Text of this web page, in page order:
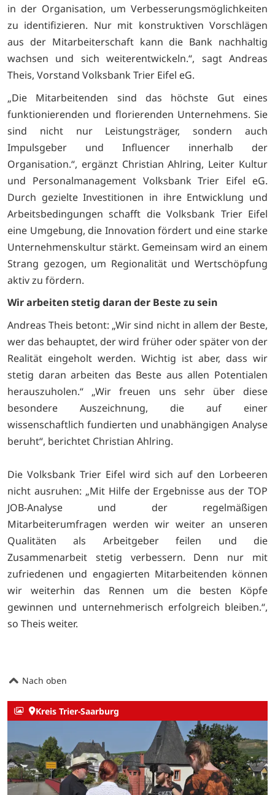
in der Organisation, um Verbesserungsmöglichkeiten
zu identifizieren. Nur mit konstruktiven Vorschlägen
aus der Mitarbeiterschaft kann die Bank nachhaltig
wachsen und sich weiterentwickeln.“, sagt Andreas
Theis, Vorstand Volksbank Trier Eifel eG.
„Die Mitarbeitenden sind das höchste Gut eines
funktionierenden und florierenden Unternehmens. Sie
sind nicht nur Leistungsträger, sondern auch
Impulsgeber und Influencer innerhalb der
Organisation.“, ergänzt Christian Ahlring, Leiter Kultur
und Personalmanagement Volksbank Trier Eifel eG.
Durch gezielte Investitionen in ihre Entwicklung und
Arbeitsbedingungen schafft die Volksbank Trier Eifel
eine Umgebung, die Innovation fördert und eine starke
Unternehmenskultur stärkt. Gemeinsam wird an einem
Strang gezogen, um Regionalität und Wertschöpfung
aktiv zu fördern.
Wir arbeiten stetig daran der Beste zu sein
Andreas Theis betont: „Wir sind nicht in allem der Beste,
wer das behauptet, der wird früher oder später von der
Realität eingeholt werden. Wichtig ist aber, dass wir
stetig daran arbeiten das Beste aus allen Potentialen
herauszuholen.“ „Wir freuen uns sehr über diese
besondere Auszeichnung, die auf einer
wissenschaftlich fundierten und unabhängigen Analyse
beruht“, berichtet Christian Ahlring.
Die Volksbank Trier Eifel wird sich auf den Lorbeeren
nicht ausruhen: „Mit Hilfe der Ergebnisse aus der TOP
JOB-Analyse und der regelmäßigen
Mitarbeiterumfragen werden wir weiter an unseren
Qualitäten als Arbeitgeber feilen und die
Zusammenarbeit stetig verbessern. Denn nur mit
zufriedenen und engagierten Mitarbeitenden können
wir weiterhin das Rennen um die besten Köpfe
gewinnen und unternehmerisch erfolgreich bleiben.“,
so Theis weiter.
Nach oben
Kreis Trier-Saarburg